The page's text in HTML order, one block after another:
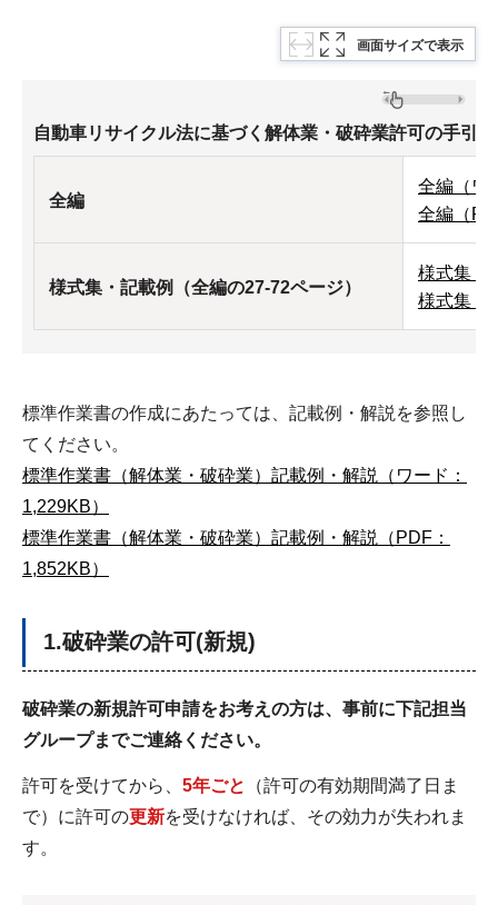
画面サイズで表示
自動車リサイクル法に基づく解体業・破砕業許可の手引
全編
全編（ワ
全編（
様式集・記載例（全編の27-72ページ）
様式集・
様式集・
標準作業書の作成にあたっては、記載例・解説を参照し
てください。
標準作業書（解体業・破砕業）記載例・解説（ワード：
1,229KB）
標準作業書（解体業・破砕業）記載例・解説（PDF：
1,852KB）
1.破砕業の許可(新規)
破砕業の新規許可申請をお考えの方は、事前に下記担当
グループまでご連絡ください。
許可を受けてから、 5年ごと
（許可の有効期間満了日ま
で）に許可の更新を受けなければ、その効力が失われま
す。